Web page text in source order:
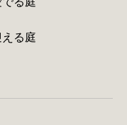
る庭